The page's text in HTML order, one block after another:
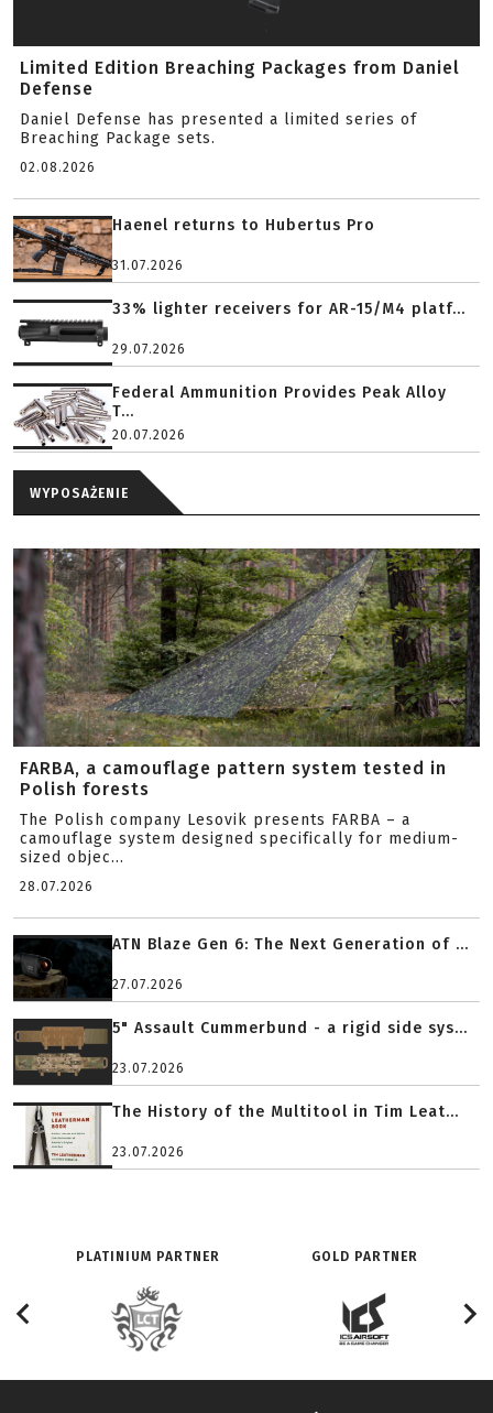
Limited Edition Breaching Packages from Daniel
Defense
Daniel Defense has presented a limited series of
Breaching Package sets.
02.08.2026
Haenel returns to Hubertus Pro
31.07.2026
33% lighter receivers for AR-15/M4 platf...
29.07.2026
Federal Ammunition Provides Peak Alloy
T...
20.07.2026
WYPOSAŻENIE
FARBA, a camouflage pattern system tested in
Polish forests
The Polish company Lesovik presents FARBA – a
camouflage system designed specifically for medium-
sized objec...
28.07.2026
ATN Blaze Gen 6: The Next Generation of ...
27.07.2026
5" Assault Cummerbund - a rigid side sys...
23.07.2026
The History of the Multitool in Tim Leat...
23.07.2026
PLATINIUM PARTNER GOLD PARTNER